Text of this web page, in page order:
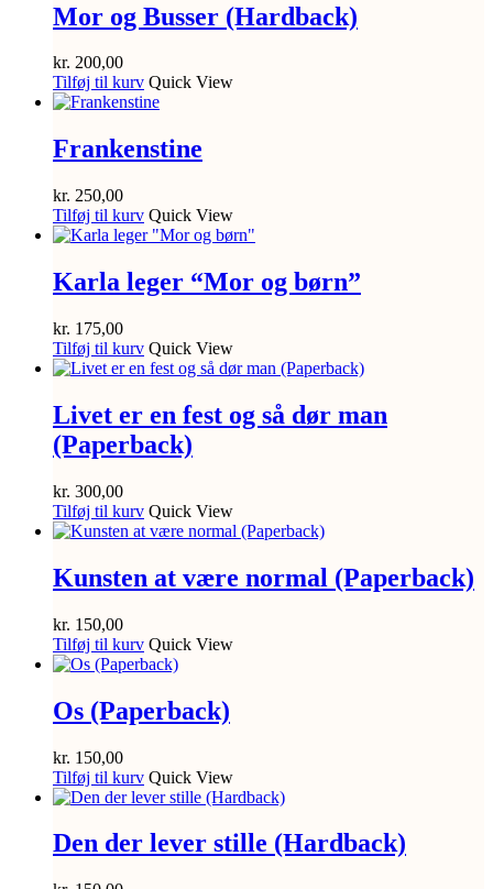
Mor og Busser (Hardback)
kr. 200,00
Tilføj til kurv Quick View
Frankenstine
kr. 250,00
Tilføj til kurv Quick View
Karla leger “Mor og børn”
kr. 175,00
Tilføj til kurv Quick View
Livet er en fest og så dør man
(Paperback)
kr. 300,00
Tilføj til kurv Quick View
Kunsten at være normal (Paperback)
kr. 150,00
Tilføj til kurv Quick View
Os (Paperback)
kr. 150,00
Tilføj til kurv Quick View
Den der lever stille (Hardback)